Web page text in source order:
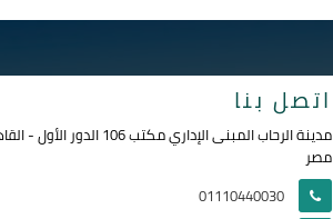
اتصل بنا
مدينة الرحاب المبنى الإداري مكتب
مصر
01110440030